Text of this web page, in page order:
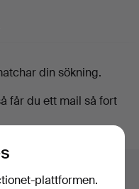
din sökning.
får du ett mail så fort
plattformen.